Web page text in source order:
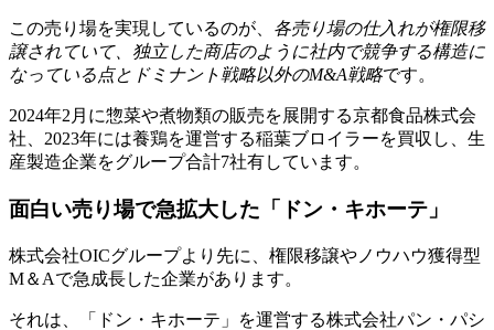
この売り場を実現しているのが、 各売り場の仕入れが権限移
譲されていて、独立した商店のように社内で競争する構造に
なっている点とドミナント戦略以外のM&A戦略です。
2024年2月に惣菜や煮物類の販売を展開する京都食品株式会
社、2023年には養鶏を運営する稲葉ブロイラーを買収し、生
産製造企業をグループ合計7社有しています。
面白い売り場で急拡大した「ドン・キホーテ」
株式会社OICグループより先に、権限移譲やノウハウ獲得型
M＆Aで急成長した企業があります。
それは、「ドン・キホーテ」を運営する株式会社パン・パシ